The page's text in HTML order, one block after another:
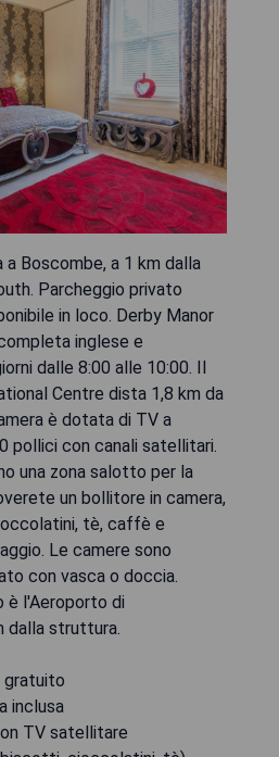
Boscombe, a 1 km dalla
Parcheggio privato
in loco. Derby Manor
inglese e
dalle 8:00 alle 10:00. Il
Centre dista 1,8 km da
è dotata di TV a
pollici con canali satellitari.
una zona salotto per la
un bollitore in camera,
tè, caffè e
Le camere sono
con vasca o doccia.
è l'Aeroporto di
dalla struttura.
gratuito
inclusa
TV satellitare